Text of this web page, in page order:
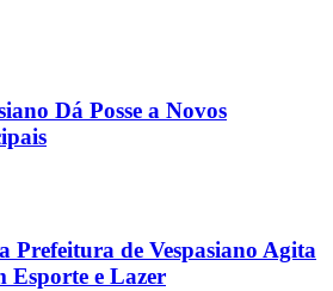
Dá Posse a Novos
Prefeitura de Vespasiano Agita
Esporte e Lazer